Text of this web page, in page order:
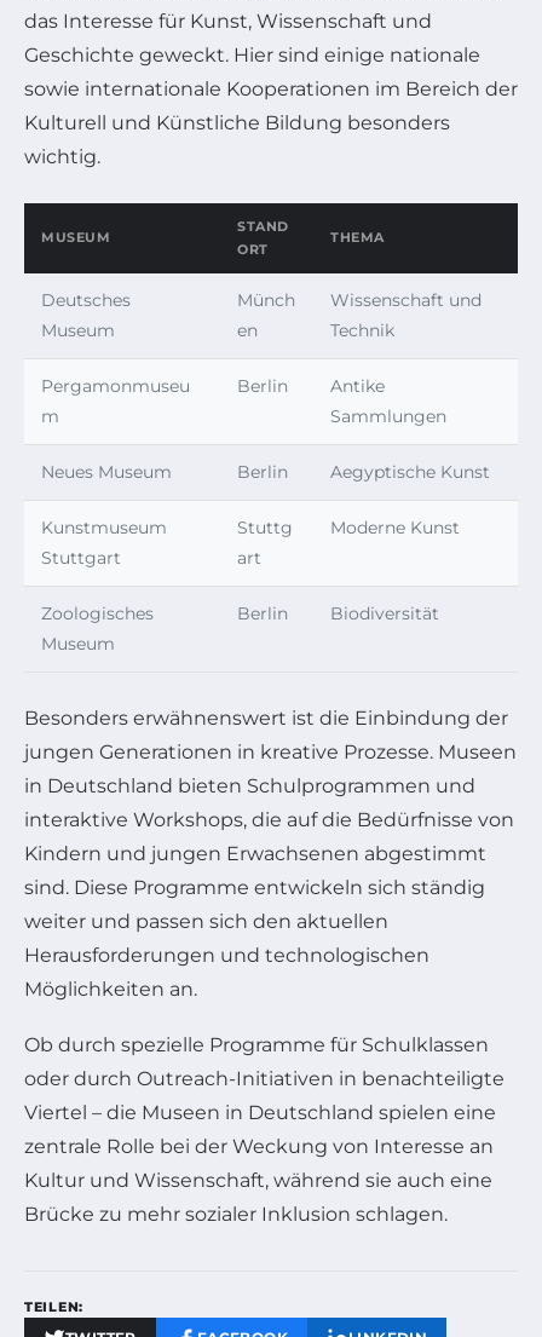
das Interesse für Kunst, Wissenschaft und
Geschichte geweckt. Hier sind einige nationale
sowie internationale Kooperationen im Bereich der
Kulturell und Künstliche Bildung besonders
wichtig.
MUSEUM
STAND
ORT
THEMA
Deutsches
Museum
Münch
en
Wissenschaft und
Technik
Pergamonmuseu
m
Berlin
Antike
Sammlungen
Neues Museum Berlin Aegyptische Kunst
Kunstmuseum
Stuttgart
Stuttg
art
Moderne Kunst
Zoologisches
Museum
Berlin Biodiversität
Besonders erwähnenswert ist die Einbindung der
jungen Generationen in kreative Prozesse. Museen
in Deutschland bieten Schulprogrammen und
interaktive Workshops, die auf die Bedürfnisse von
Kindern und jungen Erwachsenen abgestimmt
sind. Diese Programme entwickeln sich ständig
weiter und passen sich den aktuellen
Herausforderungen und technologischen
Möglichkeiten an.
Ob durch spezielle Programme für Schulklassen
oder durch Outreach-Initiativen in benachteiligte
Viertel – die Museen in Deutschland spielen eine
zentrale Rolle bei der Weckung von Interesse an
Kultur und Wissenschaft, während sie auch eine
Brücke zu mehr sozialer Inklusion schlagen.
TEILEN: